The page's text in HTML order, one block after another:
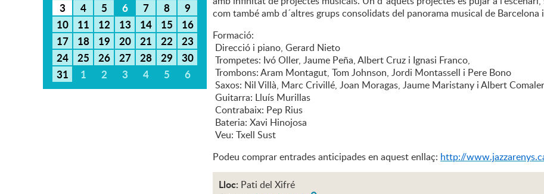
3
4 5 6 7 8
9
10
11 12 13 14 15
16
17
18 19 20 21 22
23
24
25 26 27 28 29
30
31
1 2 3 4 5 6
com també amb d´altres grups consolidats del panorama musical de Barcelona
Formació:
Direcció i piano, Gerard Nieto
Trompetes: Ivó Oller, Jaume Peña, Albert Cruz i Ignasi Franco,
Trombons: Aram Montagut, Tom Johnson, Jordi Montassell i Pere Bono
Saxos: Nil Villà, Marc Crivillé, Joan Moragas, Jaume Maristany i Albert
Guitarra: Lluís Murillas
Contrabaix: Pep Rius
Bateria: Xavi Hinojosa
Veu: Txell Sust
Podeu comprar entrades anticipades en aquest enllaç: http://
Lloc: Pati del Xifré